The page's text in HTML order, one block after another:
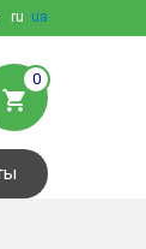
ru ua
0